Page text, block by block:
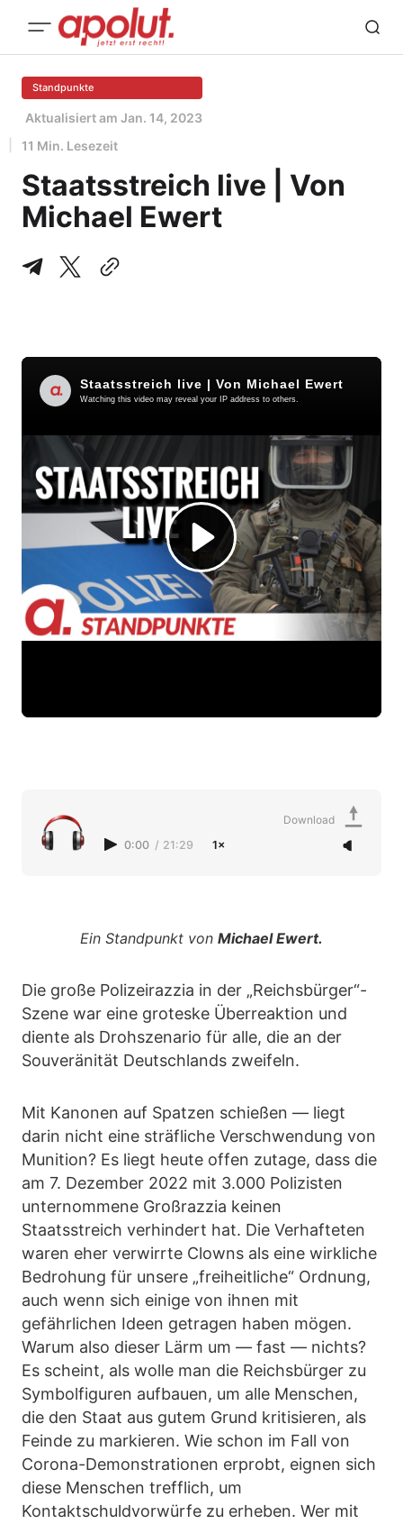
Standpunkte
Aktualisiert am Jan. 14, 2023
11 Min. Lesezeit
Staatsstreich live | Von
Michael Ewert
0:00 / 21:29 1×
Download
Ein Standpunkt von Michael Ewert.
Die große Polizeirazzia in der „Reichsbürger“-
Szene war eine groteske Überreaktion und
diente als Drohszenario für alle, die an der
Souveränität Deutschlands zweifeln.
Mit Kanonen auf Spatzen schießen — liegt
darin nicht eine sträfliche Verschwendung von
Munition? Es liegt heute offen zutage, dass die
am 7. Dezember 2022 mit 3.000 Polizisten
unternommene Großrazzia keinen
Staatsstreich verhindert hat. Die Verhafteten
waren eher verwirrte Clowns als eine wirkliche
Bedrohung für unsere „freiheitliche“ Ordnung,
auch wenn sich einige von ihnen mit
gefährlichen Ideen getragen haben mögen.
Warum also dieser Lärm um — fast — nichts?
Es scheint, als wolle man die Reichsbürger zu
Symbolfiguren aufbauen, um alle Menschen,
die den Staat aus gutem Grund kritisieren, als
Feinde zu markieren. Wie schon im Fall von
Corona-Demonstrationen erprobt, eignen sich
diese Menschen trefflich, um
Kontaktschuldvorwürfe zu erheben. Wer mit